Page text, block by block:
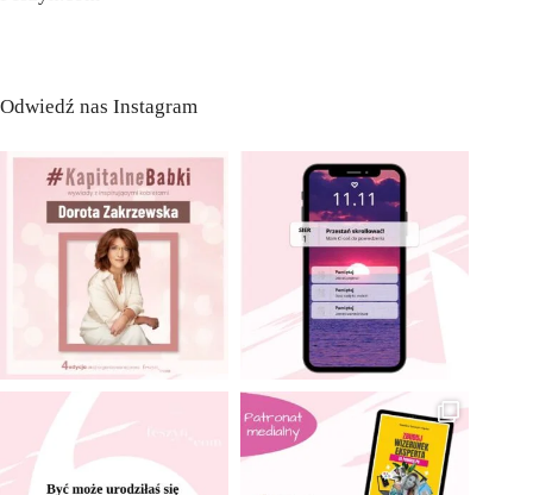
Odwiedź nas Instagram